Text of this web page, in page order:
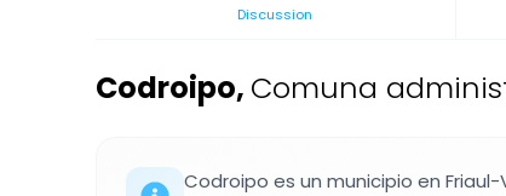
Discussion
Codroipo, Comuna
Codroipo es un municipio en